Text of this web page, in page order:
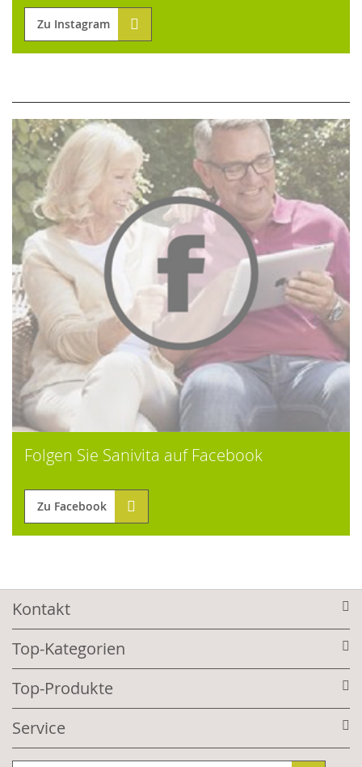
Zu Instagram
Folgen Sie Sanivita auf Facebook
Zu Facebook
Kontakt
Top-Kategorien
Top-Produkte
Service